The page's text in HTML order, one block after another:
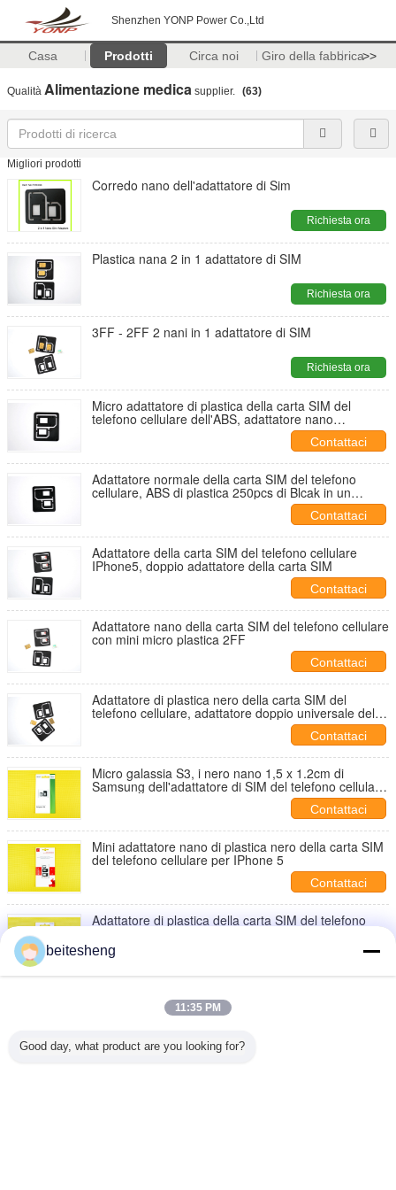
Shenzhen YONP Power Co.,Ltd
Casa Prodotti Circa noi Giro della fabbrica>>
Qualità Alimentazione medica supplier. (63)
Migliori prodotti
Corredo nano dell'adattatore di Sim
Richiesta ora
Plastica nana 2 in 1 adattatore di SIM
Richiesta ora
3FF - 2FF 2 nani in 1 adattatore di SIM
Richiesta ora
Micro adattatore di plastica della carta SIM del
telefono cellulare dell'ABS, adattatore nano
Contattaci
Adattatore normale della carta SIM del telefono
cellulare, ABS di plastica 250pcs di Blcak in un
Contattaci
Adattatore della carta SIM del telefono cellulare
IPhone5, doppio adattatore della carta SIM
Contattaci
Adattatore nano della carta SIM del telefono cellulare
con mini micro plastica 2FF
Contattaci
Adattatore di plastica nero della carta SIM del
telefono cellulare, adattatore doppio universale della
Contattaci
Micro galassia S3, i nero nano 1,5 x 1.2cm di
Samsung dell'adattatore di SIM del telefono cellulare
Contattaci
Mini adattatore nano di plastica nero della carta SIM
del telefono cellulare per IPhone 5
Contattaci
Adattatore di plastica della carta SIM del telefono
Contattaci
cellulare 3FF per IPhone 4
beitesheng
11:35 PM
Good day, what product are you looking for?